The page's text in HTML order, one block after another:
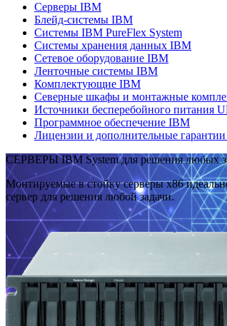
Серверы IBM
Блейд-системы IBM
Системы IBM PureFlex System
Системы хранения данных IBM
Сетевое оборудование IBM
Ленточные системы IBM
Комплектующие IBM
Северные шкафы и монтажные
Источники бесперебойного питания
Программное обеспечение IBM
Лицензии и дополнительные
СЕРВЕРЫ IBM System для решения любых
Монтируемые в стойку серверы x86
сервер для решения любой задачи.